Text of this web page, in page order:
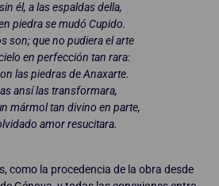
él, a las espaldas della,
piedra se mudó Cupido.
son; que no pudiera el arte
en perfección tan rara:
las piedras de Anaxarte.
ansí las transformara,
mármol tan divino en parte,
amor resucitara.
como la procedencia de la obra desde